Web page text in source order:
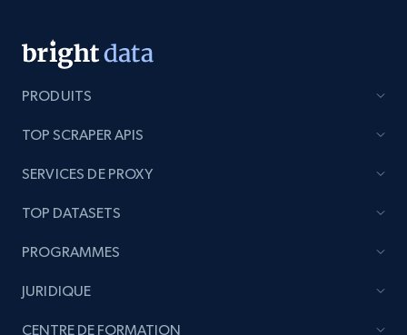
PRODUITS
TOP SCRAPER APIS
SERVICES DE PROXY
TOP DATASETS
PROGRAMMES
JURIDIQUE
CENTRE DE FORMATION